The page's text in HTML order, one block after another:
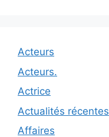
Acteurs
Acteurs.
Actrice
Actualités récentes
Affaires